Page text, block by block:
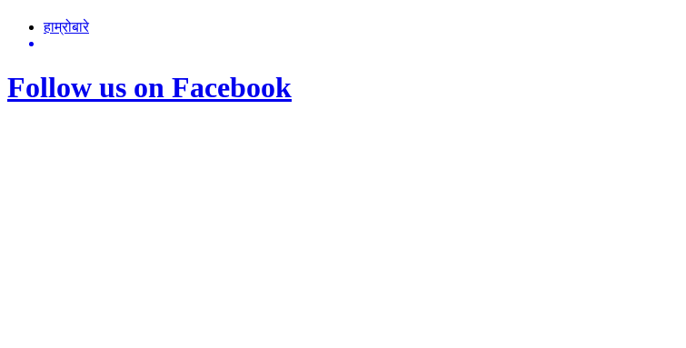
हाम्रोबारे
Follow us on Facebook